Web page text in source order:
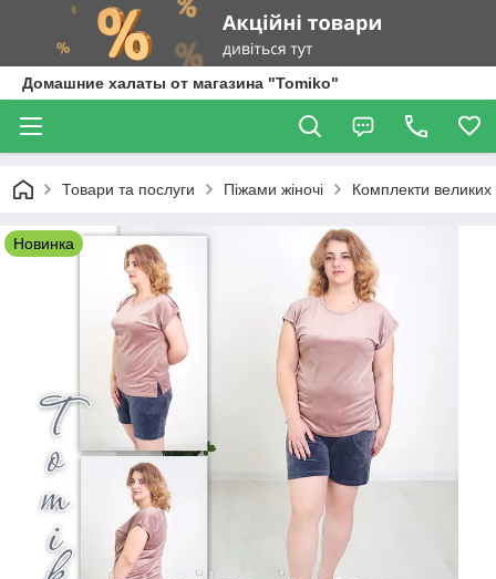
Домашние халаты от магазина "Tomiko"
Товари та послуги Піжами жіночі Комплекти великих
Новинка